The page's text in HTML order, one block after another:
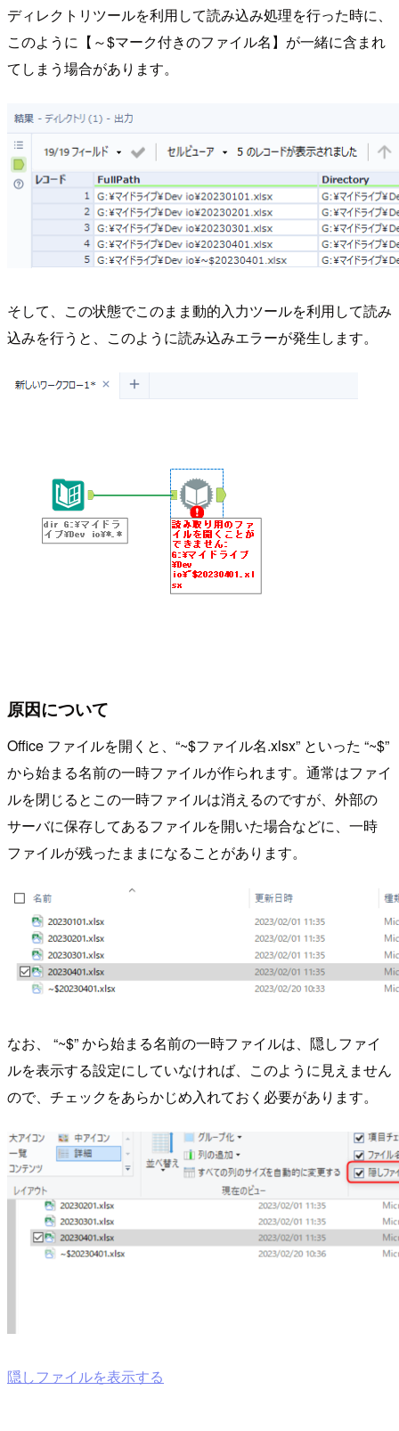
ディレクトリツールを利用して読み込み処理を行った時に、
このように【～$マーク付きのファイル名】が一緒に含まれ
てしまう場合があります。
そして、この状態でこのまま動的入力ツールを利用して読み
込みを行うと、このように読み込みエラーが発生します。
原因について
Office ファイルを開くと、“~$ファイル名.xlsx” といった “~$”
から始まる名前の一時ファイルが作られます。通常はファイ
ルを閉じるとこの一時ファイルは消えるのですが、外部の
サーバに保存してあるファイルを開いた場合などに、一時
ファイルが残ったままになることがあります。
なお、 “~$” から始まる名前の一時ファイルは、隠しファイ
ルを表示する設定にしていなければ、このように見えません
ので、チェックをあらかじめ入れておく必要があります。
隠しファイルを表示する